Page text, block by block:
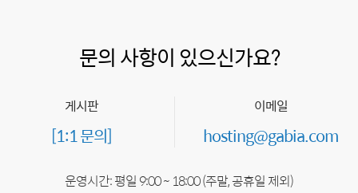
문의 사항이 있으신가요?
게시판
[1:1 문의]
이메일
hosting@gabia.com
운영시간: 평일 9:00 ~ 18:00 (주말, 공휴일 제외)